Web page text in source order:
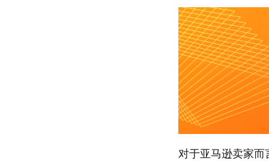
对于亚马逊卖家